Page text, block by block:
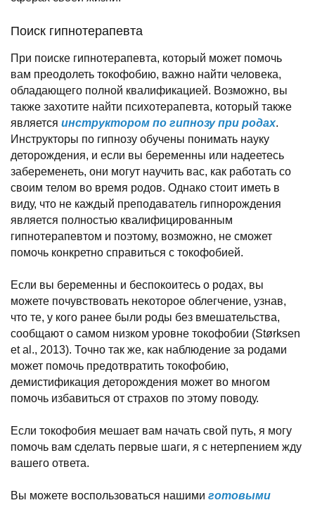
Поиск гипнотерапевта
При поиске гипнотерапевта, который может помочь
вам преодолеть токофобию, важно найти человека,
обладающего полной квалификацией. Возможно, вы
также захотите найти психотерапевта, который также
является инструктором по гипнозу при родах.
Инструкторы по гипнозу обучены понимать науку
деторождения, и если вы беременны или надеетесь
забеременеть, они могут научить вас, как работать со
своим телом во время родов. Однако стоит иметь в
виду, что не каждый преподаватель гипнорождения
является полностью квалифицированным
гипнотерапевтом и поэтому, возможно, не сможет
помочь конкретно справиться с токофобией.
Если вы беременны и беспокоитесь о родах, вы
можете почувствовать некоторое облегчение, узнав,
что те, у кого ранее были роды без вмешательства,
сообщают о самом низком уровне токофобии (Størksen
et al., 2013). Точно так же, как наблюдение за родами
может помочь предотвратить токофобию,
демистификация деторождения может во многом
помочь избавиться от страхов по этому поводу.
Если токофобия мешает вам начать свой путь, я могу
помочь вам сделать первые шаги, я с нетерпением жду
вашего ответа.
Вы можете воспользоваться нашими готовыми